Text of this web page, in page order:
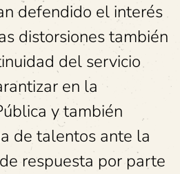
defendido el interés
distorsiones también
del servicio
en la
y también
de talentos ante la
respuesta por parte